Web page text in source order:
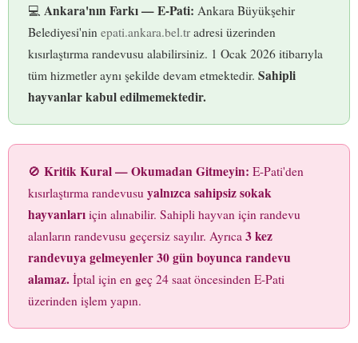
💻 Ankara'nın Farkı — E-Pati: Ankara Büyükşehir
Belediyesi'nin epati.ankara.bel.tr adresi üzerinden
kısırlaştırma randevusu alabilirsiniz. 1 Ocak 2026 itibarıyla
tüm hizmetler aynı şekilde devam etmektedir. Sahipli
hayvanlar kabul edilmemektedir.
🚫 Kritik Kural — Okumadan Gitmeyin: E-Pati'den
kısırlaştırma randevusu yalnızca sahipsiz sokak
hayvanları için alınabilir. Sahipli hayvan için randevu
alanların randevusu geçersiz sayılır. Ayrıca 3 kez
randevuya gelmeyenler 30 gün boyunca randevu
alamaz. İptal için en geç 24 saat öncesinden E-Pati
üzerinden işlem yapın.